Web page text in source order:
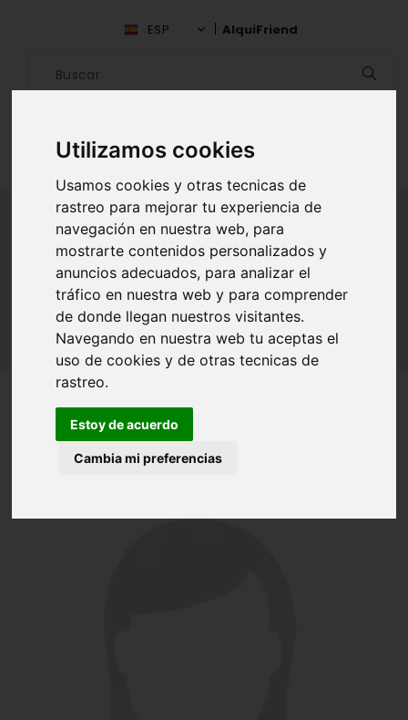
Utilizamos cookies
Usamos cookies y otras tecnicas de
rastreo para mejorar tu experiencia de
navegación en nuestra web, para
mostrarte contenidos personalizados y
anuncios adecuados, para analizar el
tráfico en nuestra web y para comprender
de donde llegan nuestros visitantes.
Navegando en nuestra web tu aceptas el
uso de cookies y de otras tecnicas de
rastreo.
Estoy de acuerdo
Cambia mi preferencias
ESP AlquiFriend
ALQUILAR AMIGO
Inicio Amigos Zamora Natalia Grageda